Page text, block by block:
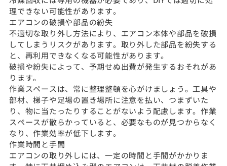
理できない可能性があります。
エアコンの破損や部品の紛失
不適切な取り外し方法により、エアコン本体や部品を破損
してしまうリスクがあります。取り外した部品を紛失する
と、再利用できなくなる可能性があります。
破損や紛失によって、予期せぬ出費が発生するおそれがあ
ります。
作業スペースは、常に整理整頓を心がけましょう。工具や
部材、梯子や足場の置き場所に注意を払い、つまずいた
り、物に当たったりすることがないよう配慮します。作業
スペースが散らかっていると、必要なものが見つからなく
なり、作業効率が低下します。
作業時間と手間
エアコンの取り外しには、一定の時間と手間がかかりま